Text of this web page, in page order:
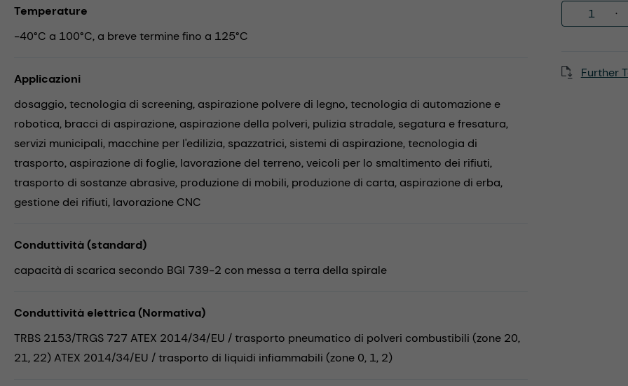
Further
Temperature
-40°C a 100°C, a breve termine fino a 125°C
Applicazioni
dosaggio,tecnologia di screening, aspirazione polvere di legno,tecnologia di automazione e
robotica, bracci di aspirazione, aspirazione della polveri, pulizia stradale, segatura e fresatura,
servizi municipali, macchine per l'edilizia, spazzatrici, sistemi di aspirazione,tecnologia di
trasporto, aspirazione di foglie, lavorazione del terreno,veicoli per lo smaltimento dei rifiuti,
trasporto di sostanze abrasive, produzione di mobili, produzione di carta, aspirazione di erba,
gestione dei rifiuti, lavorazione CNC
Conduttività (standard)
capacità di scarica secondo BGI 739-2 con messa a terra della spirale
Conduttività elettrica (Normativa)
TRBS 2153/TRGS 727 ATEX 2014/34/EU / trasporto pneumatico di polveri combustibili (zone 20,
21, 22) ATEX 2014/34/EU / trasporto di liquidi infiammabili (zone 0, 1, 2)